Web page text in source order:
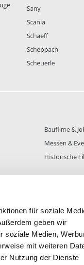
für soziale
geben wir
soziale Medien,
mit weiteren
Nutzung der Dienste
Sany
Scania
Schaeff
Scheppach
Scheuerle
Baufilme &
Messen &
Historische
ALLE THEMEN